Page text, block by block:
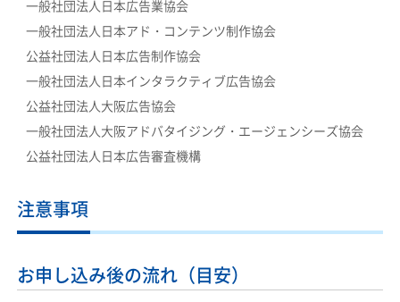
一般社団法人日本広告業協会
一般社団法人日本アド・コンテンツ制作協会
公益社団法人日本広告制作協会
一般社団法人日本インタラクティブ広告協会
公益社団法人大阪広告協会
一般社団法人大阪アドバタイジング・エージェンシーズ協会
公益社団法人日本広告審査機構
注意事項
お申し込み後の流れ（目安）